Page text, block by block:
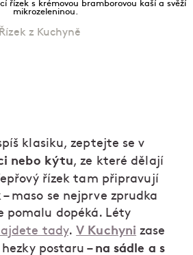
Řízek z Kuchyně
klasiku, zeptejte se v
nebo kýtu, ze které dělají
řízek tam připravují
maso se nejprve zprudka
pomalu dopéká. Léty
tady. V Kuchyni zase
postaru – na sádle a s